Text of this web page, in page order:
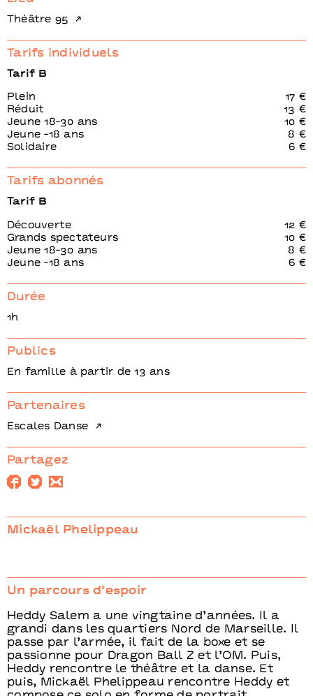
Mickaël Phelippeau
Un parcours d’espoir
Heddy Salem a une vingtaine d’années. Il a
grandi dans les quartiers Nord de Marseille. Il
passe par l’armée, il fait de la boxe et se
passionne pour Dragon Ball Z et l’OM. Puis,
Heddy rencontre le théâtre et la danse. Et
puis, Mickaël Phelippeau rencontre Heddy et
Théâtre 95
Tarifs individuels
Tarif B
Plein
17 €
Réduit
13 €
Jeune 18-30 ans
10 €
Jeune -18 ans
8 €
Solidaire
6 €
Tarifs abonnés
Tarif B
Découverte
12 €
Grands spectateurs
10 €
Jeune 18-30 ans
8 €
Jeune -18 ans
6 €
Durée
1h
Publics
En famille à partir de 13 ans
Partenaires
Escales Danse
Partagez